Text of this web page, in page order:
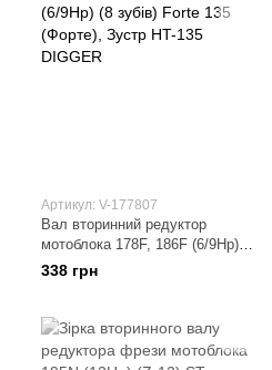
Артикул: V-177807
Вал вторинний редуктор
мотоблока 178F, 186F (6/9Hp)
(8 зубів) Forte 135 (Форте),
Зустр HT-135 DIGGER
338 грн